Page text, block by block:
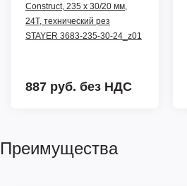
Construct, 235 x 30/20 мм,
24Т, технический рез
STAYER 3683-235-30-24_z01
887 руб. без НДС
Преимущества